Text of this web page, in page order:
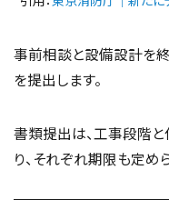
事前相談と設備設計を
を提出します。
書類提出は、工事段階
り、それぞれ期限も定め